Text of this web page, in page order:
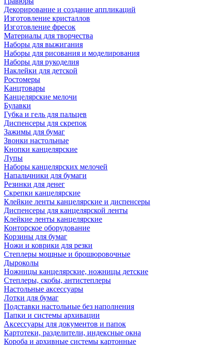
Декорирование и создание аппликаций
Изготовление кристаллов
Изготовление фресок
Материалы для творчества
Наборы для выжигания
Наборы для рисования и моделирования
Наборы для рукоделия
Наклейки для детской
Ростомеры
Канцтовары
Канцелярские мелочи
Булавки
Губка и гель для пальцев
Диспенсеры для скрепок
Зажимы для бумаг
Звонки настольные
Кнопки канцелярские
Лупы
Наборы канцелярских мелочей
Напальчники для бумаги
Резинки для денег
Скрепки канцелярские
Клейкие ленты канцелярские и диспенсеры
Диспенсеры для канцелярской ленты
Клейкие ленты канцелярские
Конторское оборудование
Корзины для бумаг
Ножи и коврики для резки
Степлеры мощные и брошюровочные
Дыроколы
Ножницы канцелярские, ножницы детские
Степлеры, скобы, антистеплеры
Настольные аксессуары
Лотки для бумаг
Подставки настольные без наполнения
Папки и системы архивации
Аксессуары для документов и папок
Картотеки, разделители, индексные окна
Короба и архивные системы картонные